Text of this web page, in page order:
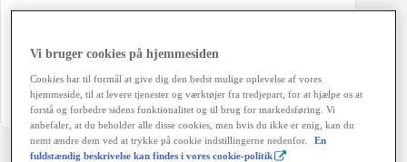
Grøn ejerafgift (årligt)
1.400 kr.
Vi bruger cookies på hjemmesiden
Cookies har til formål at give dig den bedst mulige oplevelse af vores
hjemmeside, til at levere tjenester og værktøjer fra tredjepart, for at hjælpe os at
forstå og forbedre sidens funktionalitet og til brug for markedsføring. Vi
anbefaler, at du beholder alle disse cookies, men hvis du ikke er enig, kan du
nemt ændre dem ved at trykke på cookie indstillingerne nedenfor.
En
fuldstændig beskrivelse kan findes i vores cookie-politik